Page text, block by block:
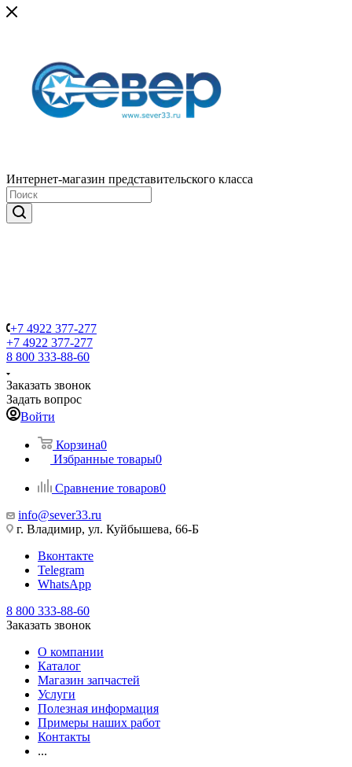
Интернет-магазин представительского класса
+7 4922 377-277
+7 4922 377-277
8 800 333-88-60
Заказать звонок
Задать вопрос
Войти
Корзина0
Избранные товары0
Сравнение товаров0
info@sever33.ru
г. Владимир, ул. Куйбышева, 66-Б
Вконтакте
Telegram
WhatsApp
8 800 333-88-60
Заказать звонок
О компании
Каталог
Магазин запчастей
Услуги
Полезная информация
Примеры наших работ
Контакты
...